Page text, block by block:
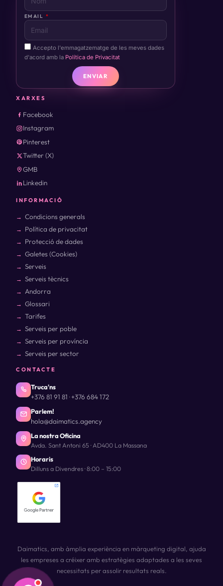
EMAIL
Accepto l'emmagatzematge de les meves dades
d'acord amb la Política de Privacitat
ENVIAR
XARXES
Facebook
Instagram
Pinterest
Twitter (X)
GMB
Linkedin
INFORMACIÓ
Condicions generals
Política de privacitat
Protecció de dades
Galetes (Cookies)
Serveis
Serveis tècnics
Andorra
Glossari
Tarifes
Serveis per poble
Serveis per província
Serveis per sector
CONTACTE
Truca'ns
+376 81 91 81 ·+376 684 172
Parlem!
hola@daimatics.agency
La nostra Oficina
Avda. Sant Antoni 65 · AD400 La Massana
Horaris
Dilluns a Divendres · 8:00 – 15:00
Daimatics, amb àmplia experiència en màrqueting digital, ajuda
les empreses a créixer amb estratègies adaptades a les seves
necessitats per assolir resultats reals.